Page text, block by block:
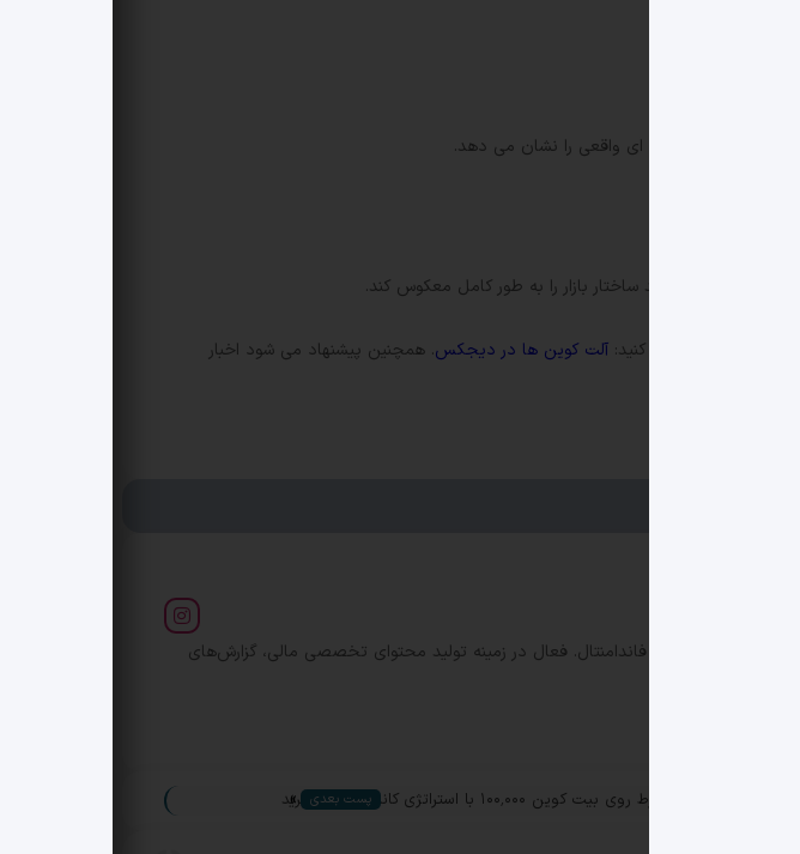
های دیجکس مراجعه کنید: آلت کوین ها در دیجکس. همچنین پیشنهاد می شود اخبار
تحلیل تکنیکال و فاندامنتال. فعال در زمینه تولید محتوای تخصصی مالی، گزارش‌های
معامله بلوکی و شرط روی بیت کوین ۱۰۰٬۰۰۰ با استراتژی کاندور اختیار خرید پست بعدی »